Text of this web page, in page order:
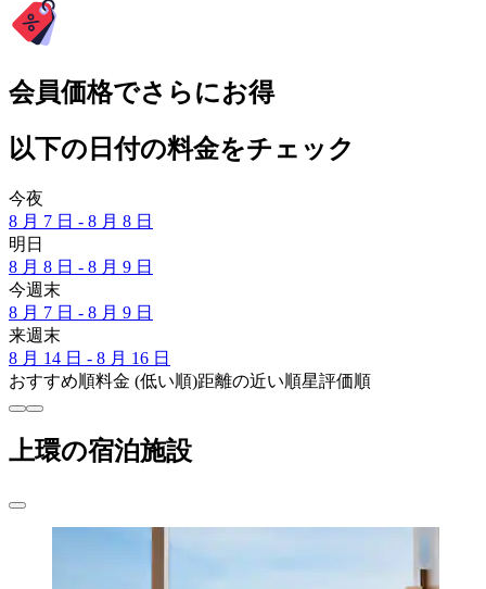
会員価格でさらにお得
以下の日付の料金をチェック
今夜
8 月 7 日 - 8 月 8 日
明日
8 月 8 日 - 8 月 9 日
今週末
8 月 7 日 - 8 月 9 日
来週末
8 月 14 日 - 8 月 16 日
おすすめ順料金 (低い順)距離の近い順星評価順
上環の宿泊施設